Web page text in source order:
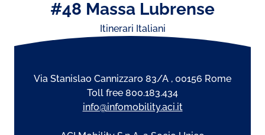
#48 Massa Lubrense
Itinerari Italiani
Via Stanislao Cannizzaro 83/A , 00156 Rome
Toll free 800.183.434
info@infomobility.aci.it